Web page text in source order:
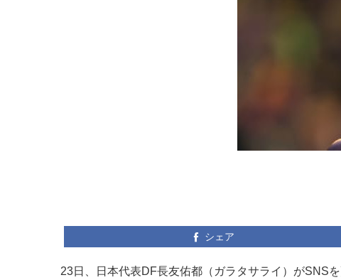
シェア
23日、日本代表DF長友佑都（ガラタサライ）がSNS